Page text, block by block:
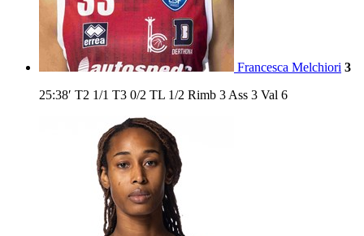
Francesca Melchiori 3
25:38′ T2 1/1 T3 0/2 TL 1/2 Rimb 3 Ass 3 Val 6